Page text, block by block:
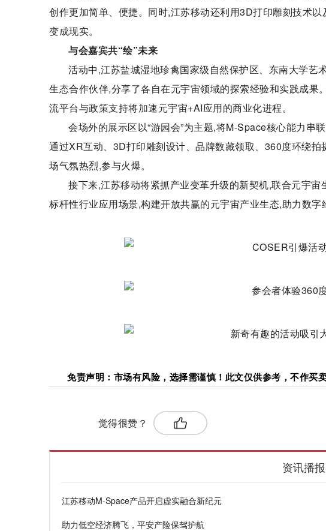
创作更加简单、便捷。同时,江苏移动还利用3D打印雕刻技术
变成现实。
与会嘉宾共“绘”未来
活动中,江苏盐城湿地珍禽国家级自然保护区、东南大学
生态合作伙伴,分享了各自在元宇宙领域的探索经验和实践成
流平台与政策支持将加速元宇宙+AI应用的商业化进程。
会场外的展示区以“游园会”为主题,将M-Space核心能力串
通过XR互动、3D打印雕刻设计、品牌数藏领取、360度环绕
场气氛热烈,参与火爆。
接下来,江苏移动将紧抓产业变革升级的新契机,联合元宇
标杆性行业应用场景,构建开放共赢的元宇宙产业生态,助力数字
免责声明：市场有风险，选择需谨慎！此文仅供参考，不作买卖
觉得很赞？
资讯播报
江苏移动M-Space产品开启虚实融合新纪元
助力低空经济腾飞，平安产险保驾护航